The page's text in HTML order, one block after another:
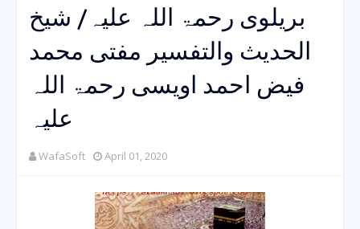
بریلوی رحمۃ اللہ علیہ/ شیخ
الحدیث والتفسیر مفتی محمد
فیض احمد اویسی رحمۃ اللہ
علیہ
WafaSoft April 01, 2020